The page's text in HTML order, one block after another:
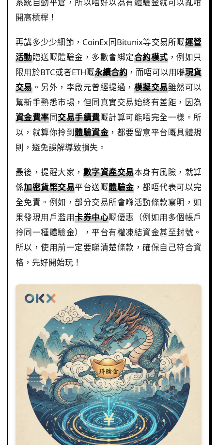
開高槓桿！
再講多少少細節，CoinEx同Bitunix等交易所嘅運營
活動贈送嘅體驗金，多數會綁定合約模式，例如只
限用於BTC或者ETH嘅永續合約 ，而唔可以用喺現貨
交易。另外，李啟元曾經提過， 模擬交易雖然可以
幫新手熟悉市場，但同真實交易始終有差距，因為
資金費率同交易手續費嘅計算可能唔完全一樣。所
以，就算你拎到體驗資金 ，都要留意平台嘅具體規
則，避免誤解導致損失。
最後，提醒大家， 數字資產交易本身有風險，就算
係加密貨幣交易平台送嘅體驗金，都唔代表可以完
全免責。例如，部分交易所會喺活動條款寫明，如
果發現用戶濫用卡券中心嘅優惠（例如用多個帳戶
拎同一種體驗金），平台有權凍結資金甚至封號。
所以，使用前一定要睇清楚條款，確保自己符合資
格，先好開始玩！